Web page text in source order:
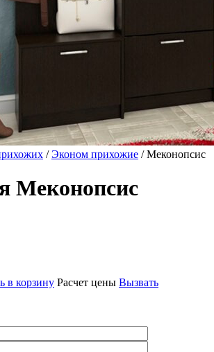
/Эконом прихожие / Меконопсис
Меконопсис
в корзину Расчет цены Вызвать